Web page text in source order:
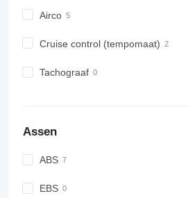
Airco
Cruise control (tempomaat)
Tachograaf
Assen
ABS
EBS